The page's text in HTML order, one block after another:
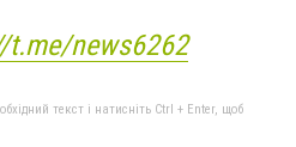
news6262
текст і натисніть Ctrl + Enter, щоб